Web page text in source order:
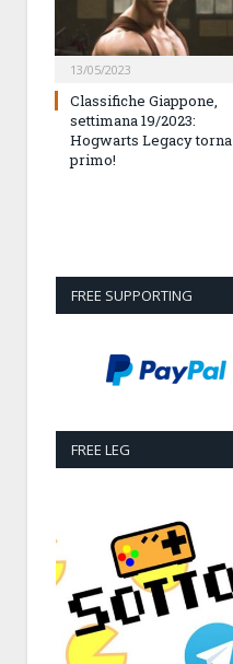
13/05/2023
Classifiche Giappone,
settimana 19/2023:
Hogwarts Legacy torna
primo!
FREE SUPPORTING
FREE LEG